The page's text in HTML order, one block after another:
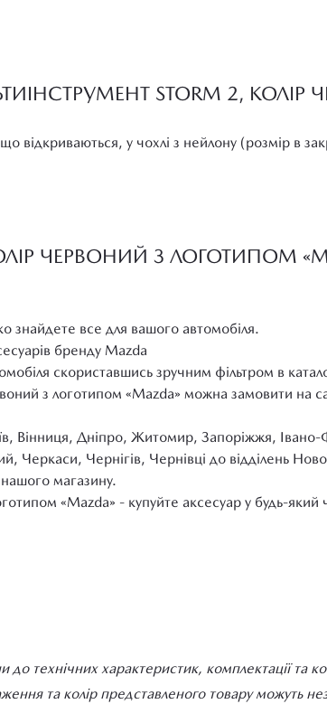
STORM 2,
відкриваються, у чохлі з нейлону (розмір в
ЧЕРВОНИЙ З ЛОГОТИПОМ
знайдете все для вашого автомобіля.
бренду Mazda
скориставшись зручним фільтром в
з логотипом «Mazda» можна замовити на
Вінниця, Дніпро, Житомир, Запоріжжя,
Черкаси, Чернігів, Чернівці до відділень
магазину.
«Mazda» - купуйте аксесуар у будь-який
технічних характеристик, комплектації та
та колір представленого товару можуть